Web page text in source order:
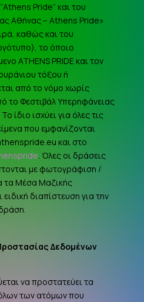
Pride” και του
Αθήνας – Athens Pride»
καθώς και του
το όποιο
ATHENS PRIDE και τον
τόξου ή
από το νόμο χωρίς
το Φεστιβάλ Υπερηφάνειας
ίδιο ισχύει για όλες τις
που εμφανίζονται
και στο
. Όλες οι δράσεις
με φωτογράφιση /
τα Μέσα Μαζικής
διαπίστευση για την
Δεδομένων
να προστατεύει τα
των ατόμων που